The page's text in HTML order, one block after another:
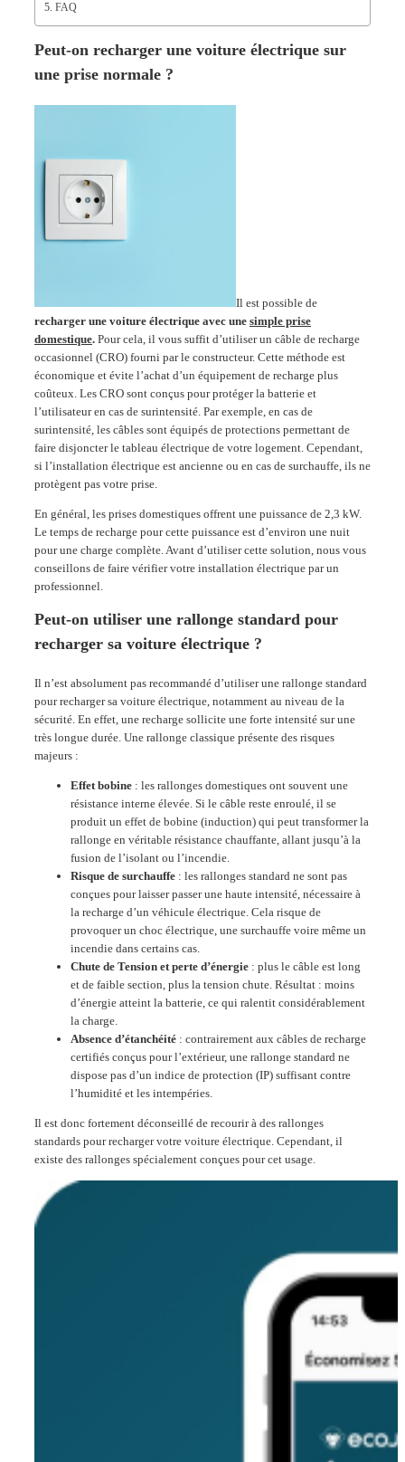
FAQ
Peut-on recharger une voiture électrique sur
une prise normale ?
Il est possible de
recharger une voiture électrique avec une simple prise
domestique. Pour cela, il vous suffit d’utiliser un câble de recharge
occasionnel (CRO) fourni par le constructeur. Cette méthode est
économique et évite l’achat d’un équipement de recharge plus
coûteux. Les CRO sont conçus pour protéger la batterie et
l’utilisateur en cas de surintensité. Par exemple, en cas de
surintensité, les câbles sont équipés de protections permettant de
faire disjoncter le tableau électrique de votre logement. Cependant,
si l’installation électrique est ancienne ou en cas de surchauffe, ils ne
protègent pas votre prise.
En général, les prises domestiques offrent une puissance de 2,3 kW.
Le temps de recharge pour cette puissance est d’environ une nuit
pour une charge complète. Avant d’utiliser cette solution, nous vous
conseillons de faire vérifier votre installation électrique par un
professionnel.
Peut-on utiliser une rallonge standard pour
recharger sa voiture électrique ?
Il n’est absolument pas recommandé d’utiliser une rallonge standard
pour recharger sa voiture électrique, notamment au niveau de la
sécurité. En effet, une recharge sollicite une forte intensité sur une
très longue durée. Une rallonge classique présente des risques
majeurs :
Effet bobine : les rallonges domestiques ont souvent une
résistance interne élevée. Si le câble reste enroulé, il se
produit un effet de bobine (induction) qui peut transformer la
rallonge en véritable résistance chauffante, allant jusqu’à la
fusion de l’isolant ou l’incendie.
Risque de surchauffe : les rallonges standard ne sont pas
conçues pour laisser passer une haute intensité, nécessaire à
la recharge d’un véhicule électrique. Cela risque de
provoquer un choc électrique, une surchauffe voire même un
incendie dans certains cas.
Chute de Tension et perte d’énergie : plus le câble est long
et de faible section, plus la tension chute. Résultat : moins
d’énergie atteint la batterie, ce qui ralentit considérablement
la charge.
Absence d’étanchéité : contrairement aux câbles de recharge
certifiés conçus pour l’extérieur, une rallonge standard ne
dispose pas d’un indice de protection (IP) suffisant contre
l’humidité et les intempéries.
Il est donc fortement déconseillé de recourir à des rallonges
standards pour recharger votre voiture électrique. Cependant, il
existe des rallonges spécialement conçues pour cet usage.